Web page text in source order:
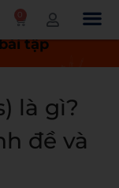
0(Clauses) là
tập
là gì?
đề và